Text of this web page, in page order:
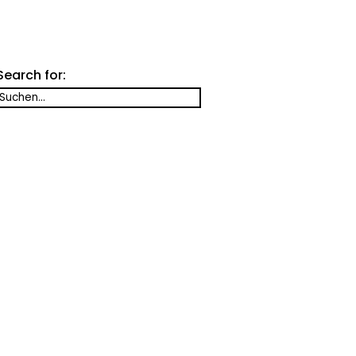
for: